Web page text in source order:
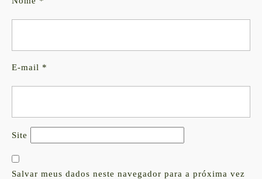
E-mail *
Site
Salvar meus dados neste navegador para a próxima vez